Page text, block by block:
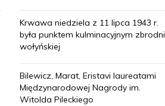
Krwawa niedziela z 11 lipca 1943 r.
była punktem kulminacyjnym zbrodni
wołyńskiej
Bilewicz, Marat, Eristavi laureatami
Międzynarodowej Nagrody im.
Witolda Pileckiego